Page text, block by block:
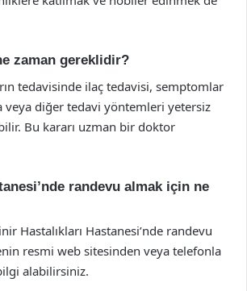
zaman gereklidir?
tedavisinde ilaç tedavisi, semptomlar
diğer tedavi yöntemleri yetersiz
Bu kararı uzman bir doktor
randevu almak için ne
Hastalıkları Hastanesi’nde randevu
resmi web sitesinden veya telefonla
alabilirsiniz.